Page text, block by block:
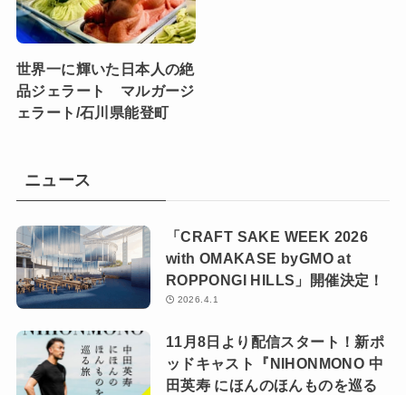
世界一に輝いた日本人の絶
品ジェラート マルガージ
ェラート/石川県能登町
ニュース
「CRAFT SAKE WEEK 2026
with OMAKASE byGMO at
ROPPONGI HILLS」開催決定！
2026.4.1
11月8日より配信スタート！新ポ
ッドキャスト『NIHONMONO 中
田英寿 にほんのほんものを巡る